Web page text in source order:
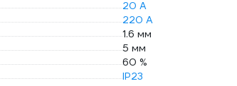
20 А
220 А
1.6 мм
5 мм
60 %
IP23